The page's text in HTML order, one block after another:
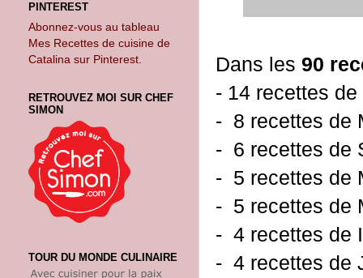
Dans les 90
- 14 recettes de
- 8 recettes de
- 6 recettes de
- 5 recettes de
- 5 recettes de
- 4 recettes de
- 4 recettes de
PINTEREST
Abonnez-vous au tableau
Mes Recettes de cuisine de
Catalina sur Pinterest.
RETROUVEZ MOI SUR CHEF
SIMON
TOUR DU MONDE CULINAIRE